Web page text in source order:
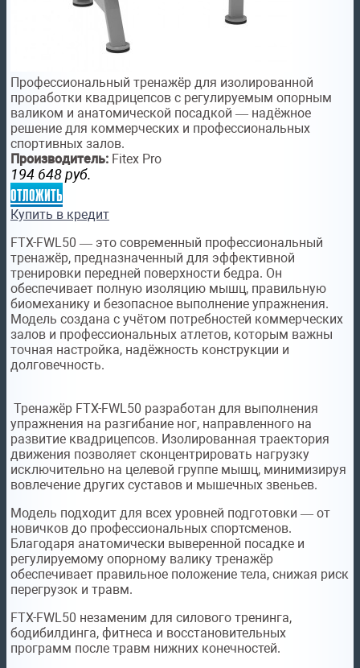
Профессиональный тренажёр для изолированной
проработки квадрицепсов с регулируемым опорным
валиком и анатомической посадкой — надёжное
решение для коммерческих и профессиональных
спортивных залов.
Производитель: Fitex Pro
194 648 руб.
отложить
Купить в кредит
FTX-FWL50 — это современный профессиональный
тренажёр, предназначенный для эффективной
тренировки передней поверхности бедра. Он
обеспечивает полную изоляцию мышц, правильную
биомеханику и безопасное выполнение упражнения.
Модель создана с учётом потребностей коммерческих
залов и профессиональных атлетов, которым важны
точная настройка, надёжность конструкции и
долговечность.
Тренажёр FTX-FWL50 разработан для выполнения
упражнения на разгибание ног, направленного на
развитие квадрицепсов. Изолированная траектория
движения позволяет сконцентрировать нагрузку
исключительно на целевой группе мышц, минимизируя
вовлечение других суставов и мышечных звеньев.
Модель подходит для всех уровней подготовки — от
новичков до профессиональных спортсменов.
Благодаря анатомически выверенной посадке и
регулируемому опорному валику тренажёр
обеспечивает правильное положение тела, снижая риск
перегрузок и травм.
FTX-FWL50 незаменим для силового тренинга,
бодибилдинга, фитнеса и восстановительных
программ после травм нижних конечностей.